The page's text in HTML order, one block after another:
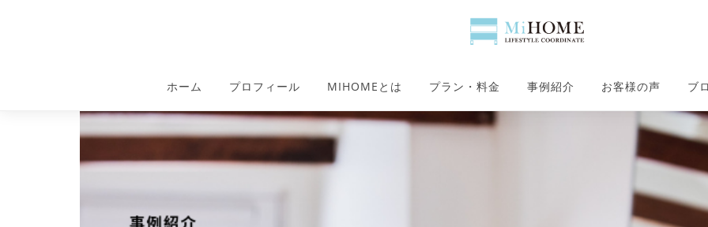
ホーム プロフィール MIHOMEとは プラン・料金 事例紹介 お客様の声 ブ